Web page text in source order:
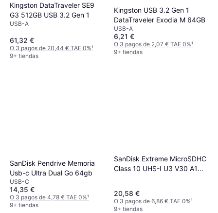
Kingston DataTraveler SE9
G3 512GB USB 3.2 Gen 1
USB-A
61,32 €
O 3 pagos de 20,44 € TAE 0%¹
9+ tiendas
Kingston USB 3.2 Gen 1
DataTraveler Exodia M 64GB
USB-A
6,21 €
O 3 pagos de 2,07 € TAE 0%¹
9+ tiendas
SanDisk Pendrive Memoria
Usb-c Ultra Dual Go 64gb
USB-C
14,35 €
O 3 pagos de 4,78 € TAE 0%¹
9+ tiendas
SanDisk Extreme MicroSDHC
Class 10 UHS-I U3 V30 A1
20,58 €
O 3 pagos de 6,86 € TAE 0%¹
9+ tiendas